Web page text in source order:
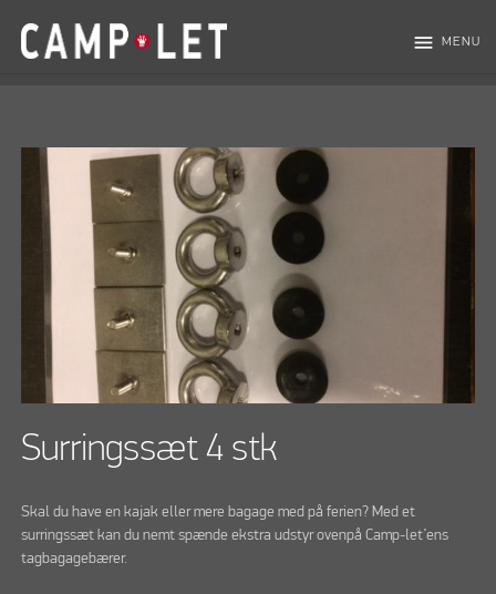
menu MENU
Surringssæt 4 stk
Skal du have en kajak eller mere bagage med på ferien? Med et
surringssæt kan du nemt spænde ekstra udstyr ovenpå Camp-let’ens
tagbagagebærer.